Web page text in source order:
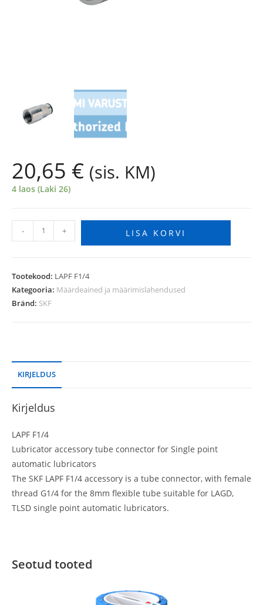
20,65 € (sis. KM)
4 laos (Laki 26)
- + LISA KORVI
Tootekood: LAPF F1/4
Kategooria: Määrdeained ja määrimislahendused
Bränd: SKF
KIRJELDUS
Kirjeldus
LAPF F1/4
Lubricator accessory tube connector for Single point
automatic lubricators
The SKF LAPF F1/4 accessory is a tube connector, with female
thread G1/4 for the 8mm flexible tube suitable for LAGD,
TLSD single point automatic lubricators.
Seotud tooted